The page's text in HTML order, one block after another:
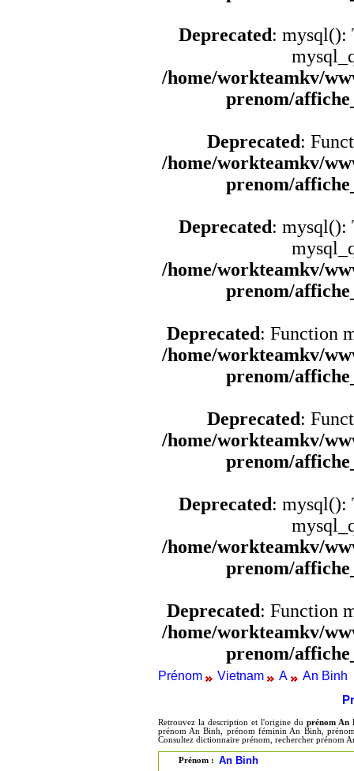
Deprecated: mysql():
/home/workteamkv/
prenom/
Deprecated:
/home/workteamkv/
prenom/
Deprecated: mysql():
/home/workteamkv/
prenom/
Deprecated: Function
/home/workteamkv/
prenom/
Deprecated:
/home/workteamkv/
prenom/
Deprecated: mysql():
/home/workteamkv/
prenom/
Deprecated: Function
/home/workteamkv/
prenom/
Prénom Vietnam A An Binh
Retrouvez la description et l'origine du prénom An
prénom An Binh, prénom féminin An Binh,
Consultez dictionnaire prénom, rechercher prénom
Prénom : An Binh